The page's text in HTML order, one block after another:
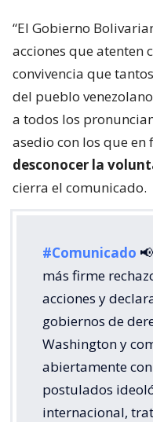
“El Gobierno
acciones que atenten
convivencia que
del pueblo
a todos los
asedio con los que
desconocer la
cierra el comunicado.
#Comunicado
más firme
acciones y
gobiernos de
Washington y
abiertamente
postulados
internacional,